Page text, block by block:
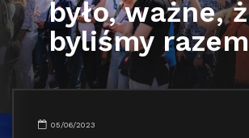
było, ważne,
byliśmy
05/06/2023